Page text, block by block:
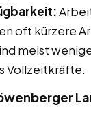
oft kürzere
meist
Vollzeitkräfte.